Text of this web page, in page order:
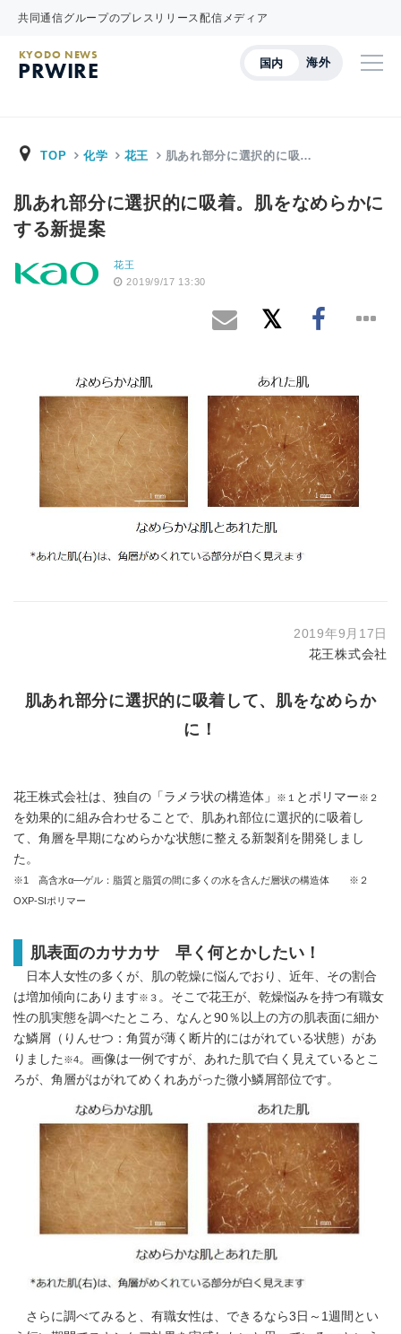
共同通信グループのプレスリリース配信メディア
国内 海外
KYODO NEWS
PRWIRE
TOP 化学 花王 肌あれ部分に選択的に吸…
肌あれ部分に選択的に吸着。肌をなめらかに
する新提案
花王
2019/9/17 13:30
2019年9月17日
花王株式会社
肌あれ部分に選択的に吸着して、肌をなめらか
に！
花王株式会社は、独自の「ラメラ状の構造体」 ※１ とポリマー※２
を効果的に組み合わせることで、肌あれ部位に選択的に吸着し
て、角層を早期になめらかな状態に整える新製剤を開発しまし
た。
※1 高含水α―ゲル：脂質と脂質の間に多くの水を含んだ層状の構造体 ※２
OXP-SIポリマー
肌表面のカサカサ 早く何とかしたい！
日本人女性の多くが、肌の乾燥に悩んでおり、近年、その割合
は増加傾向にあります※３ 。そこで花王が、乾燥悩みを持つ有職女
性の肌実態を調べたところ、なんと90％以上の方の肌表面に細か
な鱗屑（りんせつ：角質が薄く断片的にはがれている状態）があ
りました ※4。画像は一例ですが、あれた肌で白く見えているとこ
ろが、角層がはがれてめくれあがった微小鱗屑部位です。
さらに調べてみると、有職女性は、できるなら3日～1週間とい